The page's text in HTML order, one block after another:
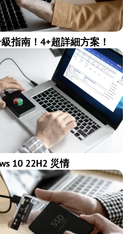
指南！4+超詳細方案！
10 22H2 災情